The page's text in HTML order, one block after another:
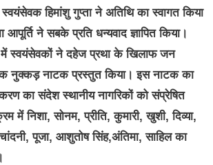
हिमांशु गुप्ता ने अतिथि का स्वागत किया
ने सबके प्रति धन्यवाद ज्ञापित किया।
में स्वयंसेवकों ने दहेज प्रथा के खिलाफ जन
नुक्कड़ नाटक प्रस्तुत किया। इस नाटक का
का संदेश स्थानीय नागरिकों को संप्रेषित
में निशा, सोनम, प्रीति, कुमारी, खुशी, दिव्या,
चांदनी, पूजा, आशुतोष सिंह,अंतिमा, साहिल का